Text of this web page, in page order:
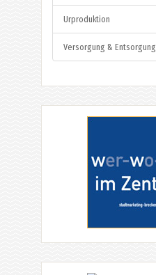
Urproduktion
Versorgung & Entsorgung